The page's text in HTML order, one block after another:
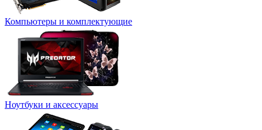
Компьютеры и комплектующие
Ноутбуки и аксессуары